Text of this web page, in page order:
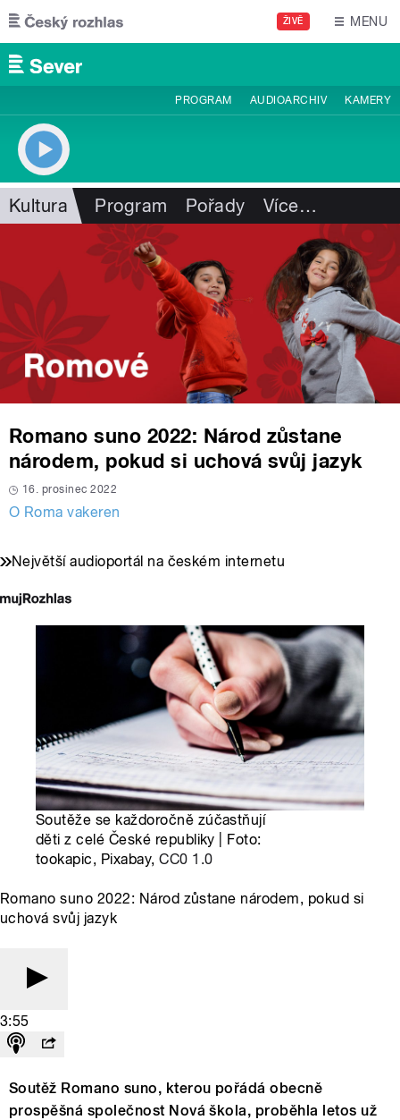
Přejít k hlavnímu obsahu
ŽIVĚ MENU
PROGRAM AUDIOARCHIV KAMERY
Kultura Program Pořady Více…
Romano suno 2022: Národ zůstane
národem, pokud si uchová svůj jazyk
16. prosinec 2022
O Roma vakeren
Největší audioportál na českém internetu
Soutěže se každoročně zúčastňují
děti z celé České republiky | Foto:
tookapic, Pixabay,CC0 1.0
Romano suno 2022: Národ zůstane národem, pokud si
uchová svůj jazyk
3:55
Soutěž Romano suno, kterou pořádá obecně
prospěšná společnost Nová škola, proběhla letos už